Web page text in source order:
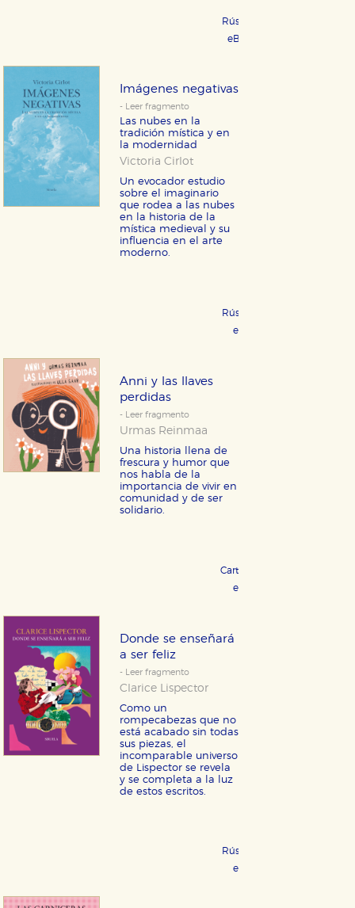
Rústica 23,95 €
eBook 10,99 €
Imágenes negativas
- Leer fragmento
Las nubes en la
tradición mística y en
la modernidad
Victoria Cirlot
Un evocador estudio
sobre el imaginario
que rodea a las nubes
en la historia de la
mística medieval y su
influencia en el arte
moderno.
Rústica 16,00 €
eBook 8,99 €
Anni y las llaves
perdidas
- Leer fragmento
Urmas Reinmaa
Una historia llena de
frescura y humor que
nos habla de la
importancia de vivir en
comunidad y de ser
solidario.
Cartoné 16,95 €
eBook 9,99 €
Donde se enseñará
a ser feliz
- Leer fragmento
Clarice Lispector
Como un
rompecabezas que no
está acabado sin todas
sus piezas, el
incomparable universo
de Lispector se revela
y se completa a la luz
de estos escritos.
Rústica 17,95 €
eBook 9,99 €